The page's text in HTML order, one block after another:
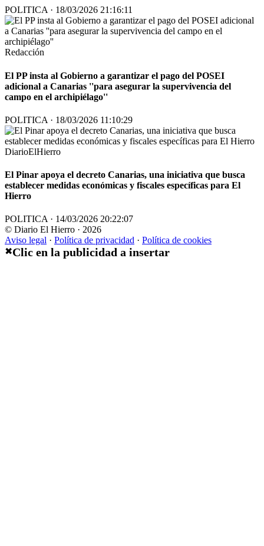
POLITICA · 18/03/2026 21:16:11
Redacción
El PP insta al Gobierno a garantizar el pago del POSEI
adicional a Canarias ''para asegurar la supervivencia del
campo en el archipiélago''
POLITICA · 18/03/2026 11:10:29
DiarioElHierro
El Pinar apoya el decreto Canarias, una iniciativa que busca
establecer medidas económicas y fiscales específicas para El
Hierro
POLITICA · 14/03/2026 20:22:07
© Diario El Hierro · 2026
Aviso legal · Política de privacidad · Política de cookies
✖Clic en la publicidad a insertar